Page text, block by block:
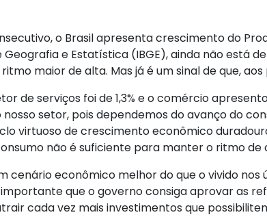
o Brasil apresenta crescimento do
Geografia e Estatística (IBGE), ainda não está
maior de alta. Mas já é um sinal de que,
de serviços foi de 1,3% e o comércio
setor, pois dependemos do avanço do
virtuoso de crescimento econômico
não é suficiente para manter o ritmo
cenário econômico melhor do que o vivido
importante que o governo consiga aprovar as
cada vez mais investimentos que